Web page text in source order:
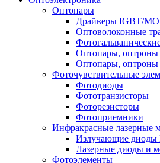
Оптопары
Драйверы IGBT/
Оптоволоконные
Оптопары, оптроны
Оптопары,
Фоточувствительные
Фотодиоды
Фототранзисторы
Фоторезисторы
Фотоприемники
Инфракрасные лазерные
Излучающие
Лазерные диоды и
Фотоэлементы